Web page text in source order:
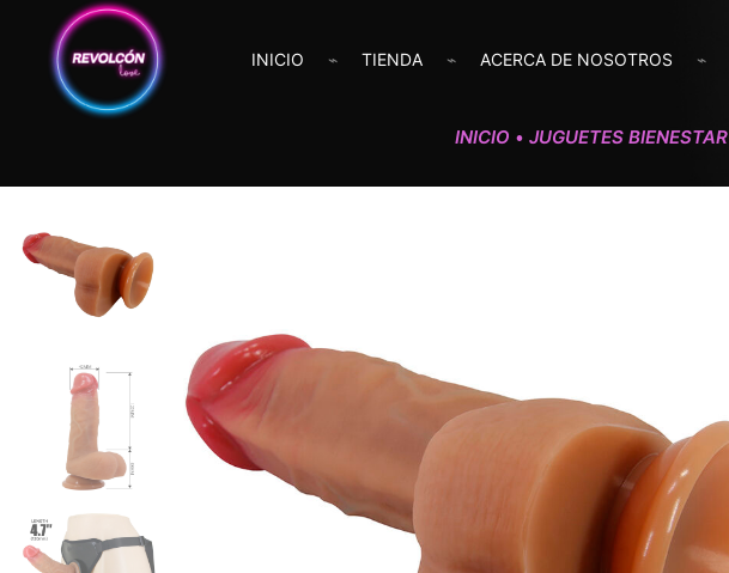
INICIO TIENDA ACERCA DE NOSOTROS
INICIO • JUGUETES BIENESTAR